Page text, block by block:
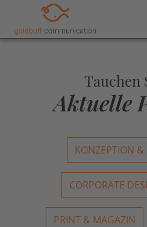
Tauchen
Aktuelle
KONZEPTION &
CORPORATE
PRINT & MAGAZIN